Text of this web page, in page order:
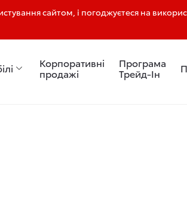
сайтом, і погоджуєтеся на
Корпоративні
продажі
Програма
Трейд-Ін